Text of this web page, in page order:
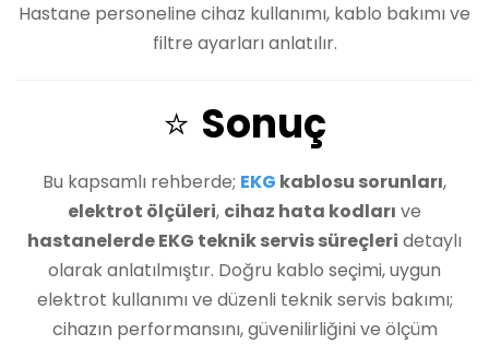
Hastane personeline cihaz kullanımı, kablo bakımı ve
filtre ayarları anlatılır.
⭐ Sonuç
Bu kapsamlı rehberde; EKG kablosu sorunları,
elektrot ölçüleri, cihaz hata kodları ve
hastanelerde EKG teknik servis süreçleri detaylı
olarak anlatılmıştır. Doğru kablo seçimi, uygun
elektrot kullanımı ve düzenli teknik servis bakımı;
cihazın performansını, güvenilirliğini ve ölçüm